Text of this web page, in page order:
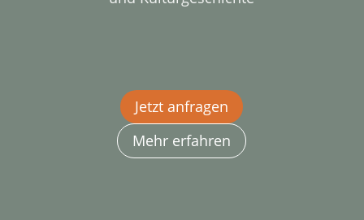
Jetzt anfragen
Mehr erfahren